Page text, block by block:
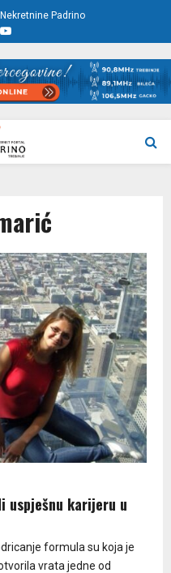
Nekretnine Padrino
Youtube
uspješnu karijeru u
formula su koja je
vrata jedne od